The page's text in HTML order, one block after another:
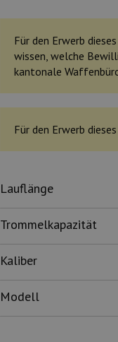
Für den Erwerb
wissen, welche
kantonale
Für den Erwerb
Lauflänge
Trommelkapazität
Kaliber
Modell